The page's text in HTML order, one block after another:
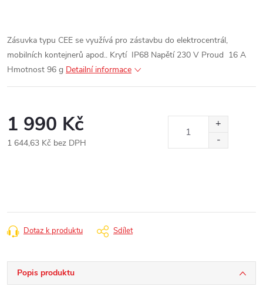
Zásuvka typu CEE se využívá pro zástavbu do elektrocentrál,
mobilních kontejnerů apod.. Krytí IP68 Napětí 230 V Proud 16 A
Hmotnost 96 g Detailní informace
1 990 Kč
1 644,63 Kč bez DPH
Dotaz k produktu Sdílet
Popis produktu